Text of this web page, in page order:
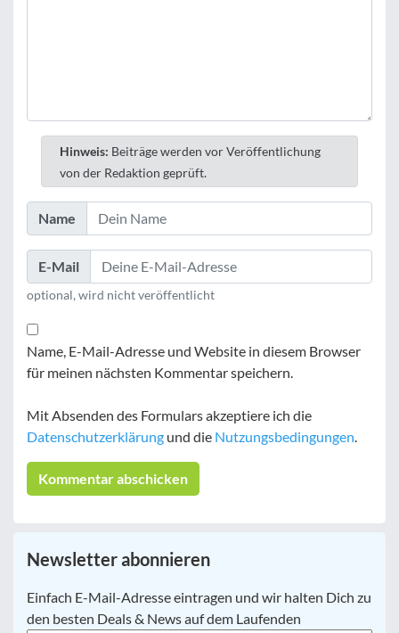
Hinweis: Beiträge werden vor Veröffentlichung
von der Redaktion geprüft.
Name
E-Mail
optional, wird nicht veröffentlicht
Name, E-Mail-Adresse und Website in diesem Browser
für meinen nächsten Kommentar speichern.
Mit Absenden des Formulars akzeptiere ich die
Datenschutzerklärung und die Nutzungsbedingungen
Newsletter abonnieren
E-
Mail *
Einfach E-Mail-Adresse eintragen und wir halten Dich zu
den besten Deals & News auf dem Laufenden